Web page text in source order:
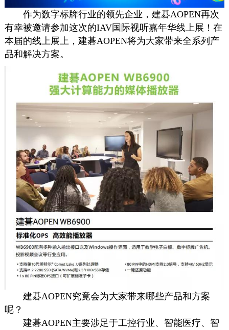
作为数字标牌行业的领先企业，建碁AOPEN再次
有幸被邀请参加这次的IAV国际视听嘉年华线上展！在
本届的线上展上，建碁AOPEN将为大家带来全系列产
品和解决方案。
建碁AOPEN究竟会为大家带来哪些产品和方案
呢？
建碁AOPEN主要涉足于工控行业、智能医疗、智